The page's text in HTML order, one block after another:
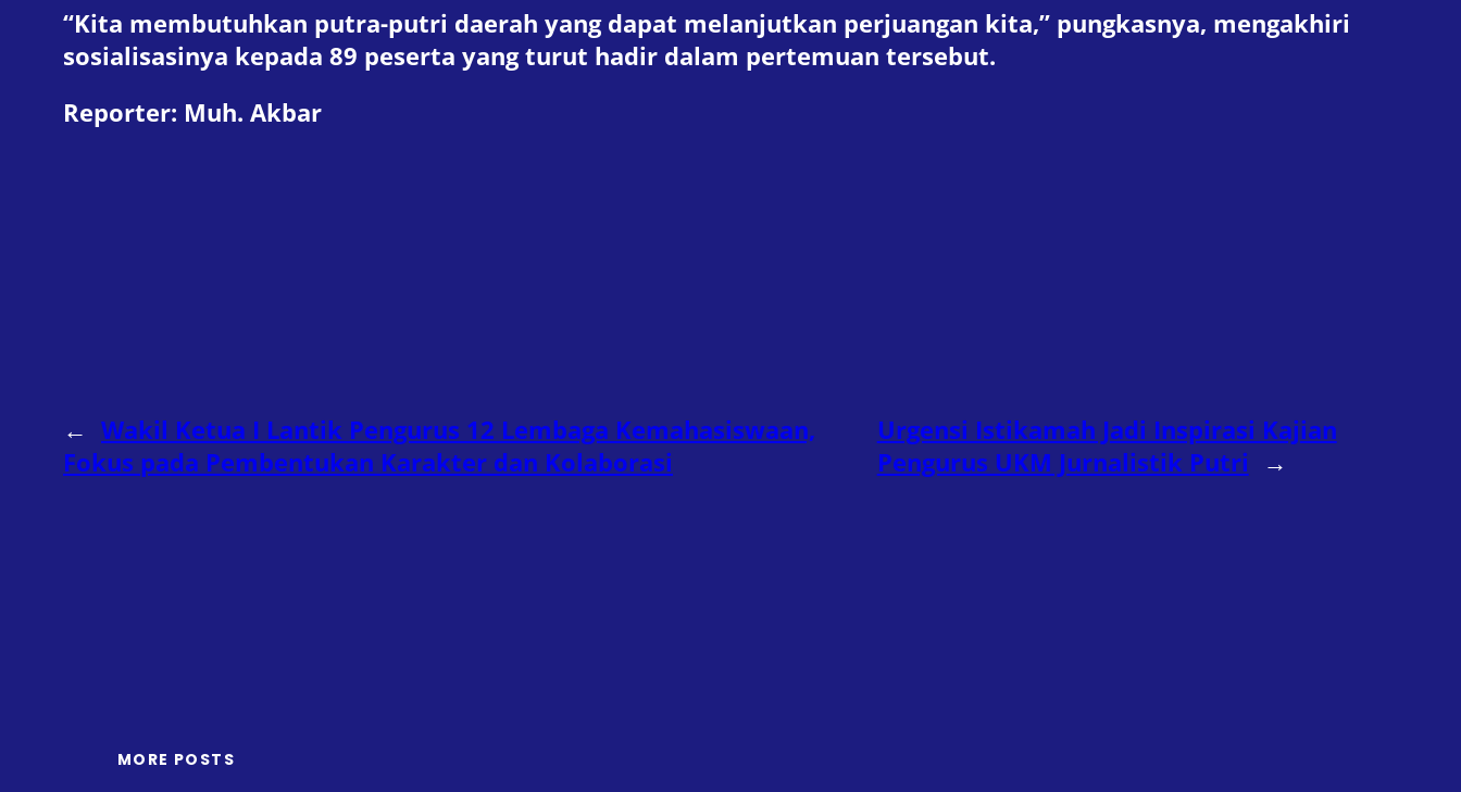
“Kita membutuhkan putra-putri daerah yang dapat melanjutkan perjuangan kita,” pungkasnya, mengakhiri
sosialisasinya kepada 89 peserta yang turut hadir dalam pertemuan tersebut.
Reporter: Muh. Akbar
← Wakil Ketua I Lantik Pengurus 12 Lembaga Kemahasiswaan,
Fokus pada Pembentukan Karakter dan Kolaborasi
Urgensi Istikamah Jadi Inspirasi Kajian
Pengurus UKM Jurnalistik Putri
→
MORE POSTS